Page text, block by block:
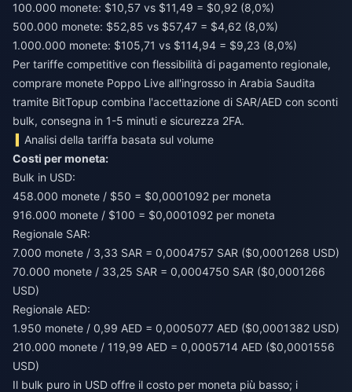
100.000 monete: $10,57 vs $11,49 = $0,92 (8,0%)
500.000 monete: $52,85 vs $57,47 = $4,62 (8,0%)
1.000.000 monete: $105,71 vs $114,94 = $9,23 (8,0%)
Per tariffe competitive con flessibilità di pagamento regionale,
comprare monete Poppo Live all'ingrosso in Arabia Saudita
tramite BitTopup combina l'accettazione di SAR/AED con sconti
bulk, consegna in 1-5 minuti e sicurezza 2FA.
Analisi della tariffa basata sul volume
Costi per moneta:
Bulk in USD:
458.000 monete / $50 = $0,0001092 per moneta
916.000 monete / $100 = $0,0001092 per moneta
Regionale SAR:
7.000 monete / 3,33 SAR = 0,0004757 SAR ($0,0001268 USD)
70.000 monete / 33,25 SAR = 0,0004750 SAR ($0,0001266
USD)
Regionale AED:
1.950 monete / 0,99 AED = 0,0005077 AED ($0,0001382 USD)
210.000 monete / 119,99 AED = 0,0005714 AED ($0,0001556
USD)
Il bulk puro in USD offre il costo per moneta più basso; i